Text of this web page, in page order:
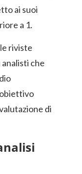
ai suoi
a 1.
riviste
che
di